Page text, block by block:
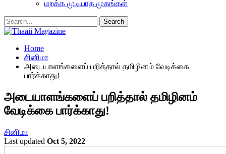
மறக்க முடியாத முகங்கள்
Home
சினிமா
அடையாளங்களைப் பறித்தால் தமிழினம் வேடிக்கை
பார்க்காது!
அடையாளங்களைப் பறித்தால் தமிழினம்
வேடிக்கை பார்க்காது!
சினிமா
Last updated Oct 5, 2022